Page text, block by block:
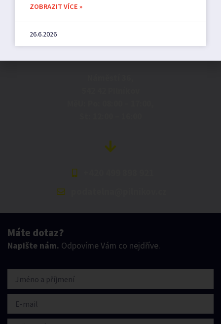
Město Pilníkov
Máte dotaz?
Napište nám. Odpovíme Vám co nejdříve.
ZOBRAZIT VÍCE »
26.6.2026